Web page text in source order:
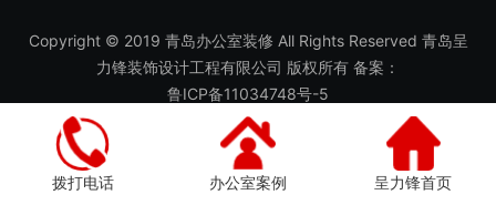
Copyright © 2019 青岛办公室装修 All Rights Reserved 青岛呈
力锋装饰设计工程有限公司 版权所有 备案：
鲁ICP备11034748号-5
拨打电话 办公室案例 呈力锋首页